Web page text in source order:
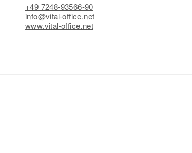
+49 7248-93566-90
info@vital-office.net
www.vital-office.net